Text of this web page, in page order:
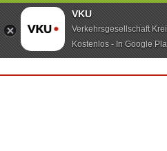
VKU
Verkehrsgesellschaft
Kostenlos - In Google